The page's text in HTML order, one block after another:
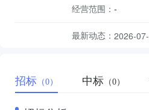
经营范围： -
最新动态： 2026-
招标 （0） 中标 （0）